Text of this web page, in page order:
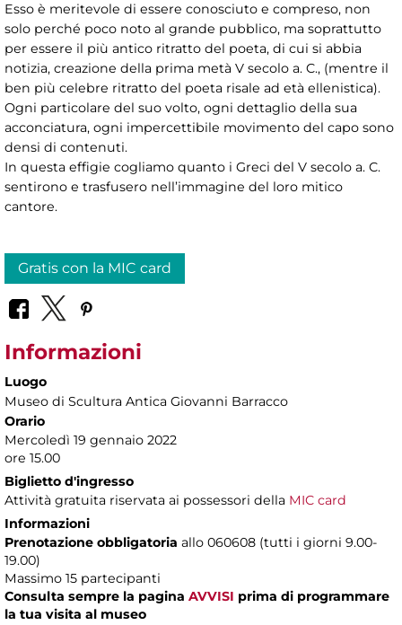
Esso è meritevole di essere conosciuto e compreso, non
solo perché poco noto al grande pubblico, ma soprattutto
per essere il più antico ritratto del poeta, di cui si abbia
notizia, creazione della prima metà V secolo a. C., (mentre il
ben più celebre ritratto del poeta risale ad età ellenistica).
Ogni particolare del suo volto, ogni dettaglio della sua
acconciatura, ogni impercettibile movimento del capo sono
densi di contenuti.
In questa effigie cogliamo quanto i Greci del V secolo a. C.
sentirono e trasfusero nell’immagine del loro mitico
cantore.
Gratis con la MIC card
Informazioni
Luogo
Museo di Scultura Antica Giovanni Barracco
Orario
Mercoledì 19 gennaio 2022
ore 15.00
Biglietto d'ingresso
Attività gratuita riservata ai possessori della MIC card
Informazioni
Prenotazione obbligatoria allo 060608 (tutti i giorni 9.00-
19.00)
Massimo 15 partecipanti
Consulta sempre la pagina AVVISI prima di programmare
la tua visita al museo